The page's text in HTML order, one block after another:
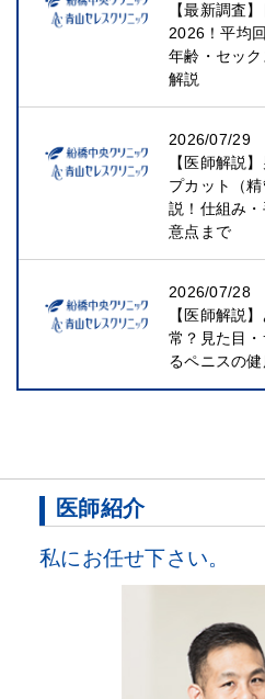
【最新調査
2026！平均
年齢・セッ
解説
2026/07/29
【医師解説
プカット（
説！仕組み
意点まで
2026/07/28
【医師解説
常？見た目
るペニスの
医師紹介
私にお任せ下さい。